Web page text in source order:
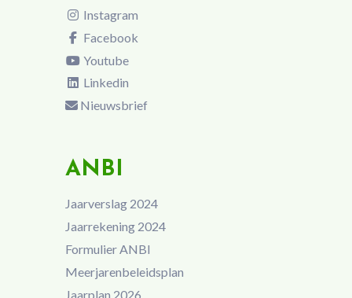
Instagram
Facebook
Youtube
Linkedin
Nieuwsbrief
ANBI
Jaarverslag 2024
Jaarrekening 2024
Formulier ANBI
Meerjarenbeleidsplan
Jaarplan 2026